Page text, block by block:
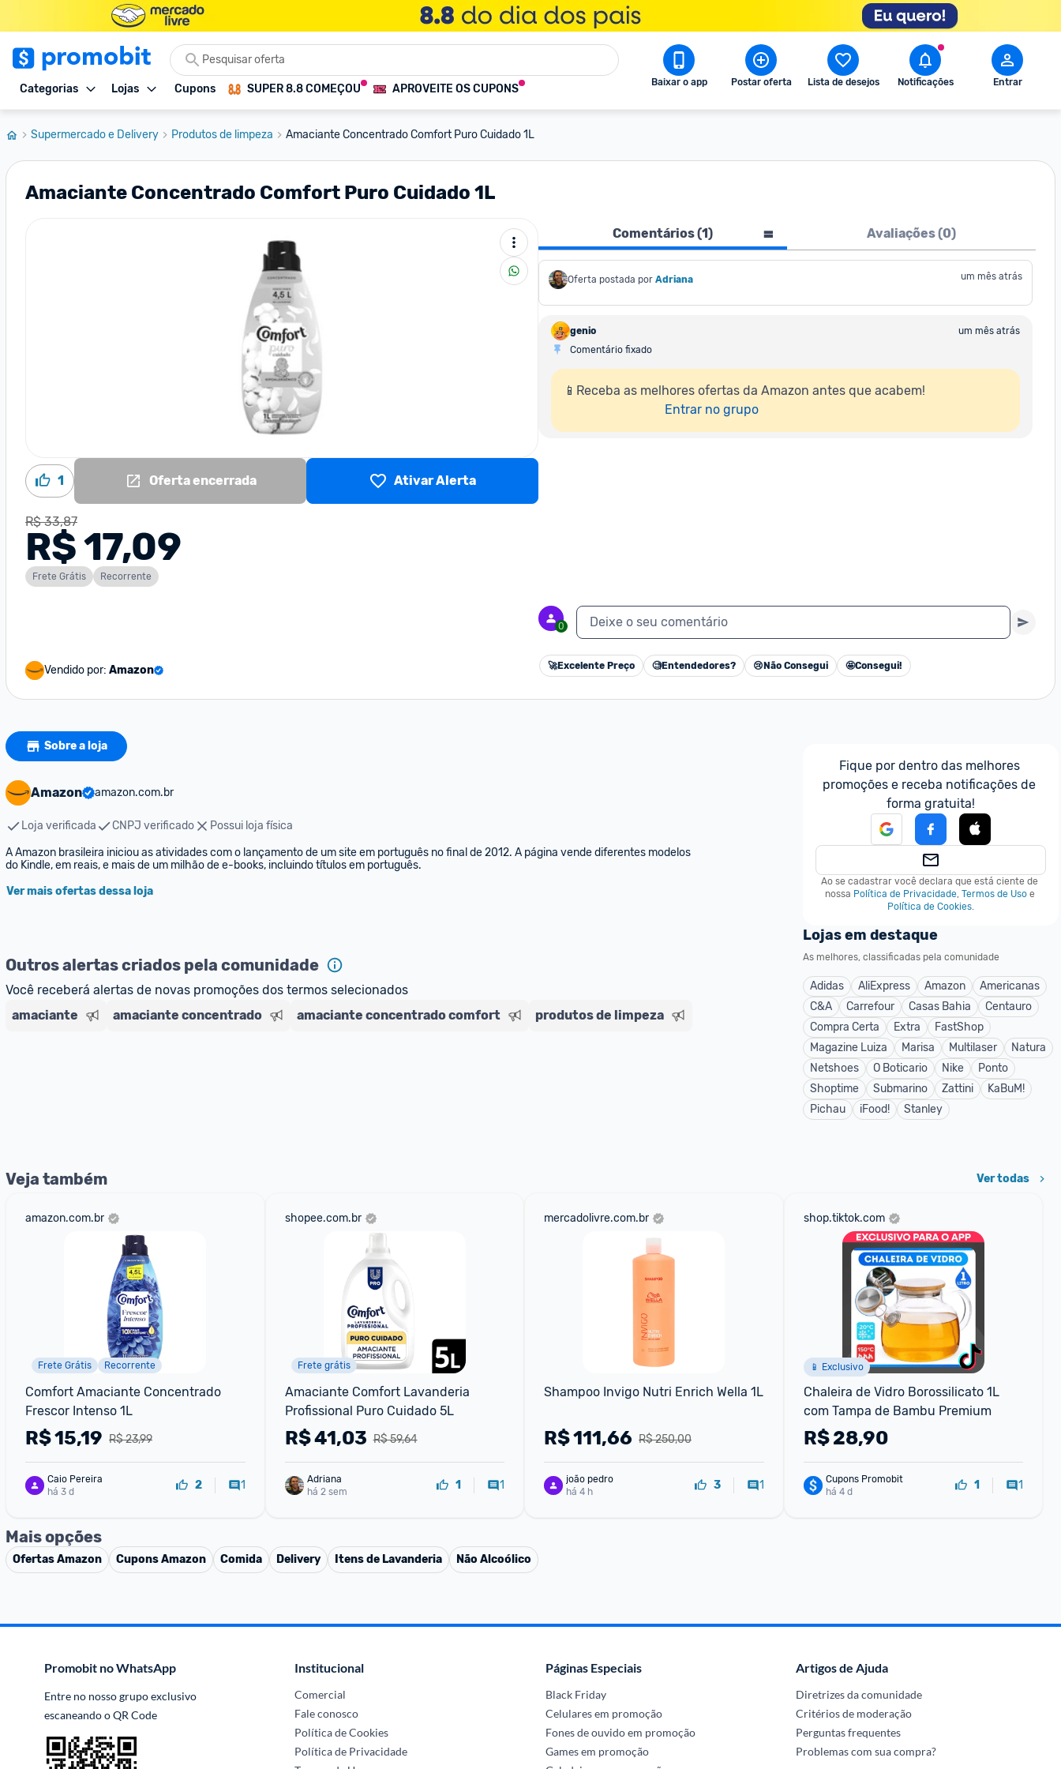
Categorias Lojas Cupons SUPER 8.8 COMEÇOU APROVEITE OS CUPONS Baixar o app Postar oferta Lista de desejos Notificações Entrar
Supermercado e Delivery Produtos de limpeza Amaciante Concentrado Comfort Puro Cuidado 1L
Amaciante Concentrado Comfort Puro Cuidado 1L
1 Oferta encerrada Ativar Alerta
R$ 33,87
R$ 17,09
Frete Grátis Recorrente
Vendido por: Amazon
Comentários (1) Avaliações (0)
Oferta postada por Adriana um mês atrás
genio
um mês atrás
Comentário fixado
📱Receba as melhores ofertas da Amazon antes que acabem!
Entrar no grupo
0 Deixe o seu comentário
🚀Excelente Preço 🧐Entendedores? 😢 Não Consegui 🤩Consegui!
Sobre a loja
Amazon amazon.com.br
Loja verificada CNPJ verificado
Possui loja física
A Amazon brasileira iniciou as atividades com o lançamento de um site em português no final de 2012. A página vende diferentes modelos
do Kindle, em reais, e mais de um milhão de e-books, incluindo títulos em português.
Ver mais ofertas dessa loja
Outros alertas criados pela comunidade
Você receberá alertas de novas promoções dos termos selecionados
amaciante
amaciante concentrado amaciante concentrado comfort produtos de limpeza
Fique por dentro das melhores
promoções e receba notificações de
forma gratuita!
Ao se cadastrar você declara que está ciente de
nossa Política de Privacidade, Termos de Uso e
Política de Cookies.
Lojas em destaque
As melhores, classificadas pela comunidade
Adidas AliExpress Amazon
Americanas
C&A
Carrefour Casas Bahia
Centauro
Compra Certa
Extra
FastShop
Magazine Luiza
Marisa Multilaser
Natura
Netshoes
O Boticario Nike
Ponto
Shoptime
Submarino Zattini
KaBuM!
Pichau
iFood! Stanley
Veja também Ver todas
amazon.com.br
Frete Grátis Recorrente
Comfort Amaciante Concentrado
Frescor Intenso 1L
R$ 23,99
R$15,19
Caio Pereira
há 3 d
2 1
shopee.com.br
Frete grátis
Amaciante Comfort Lavanderia
Profissional Puro Cuidado 5L
R$ 59,64
R$41,03
Adriana
há 2 sem
1 1
mercadolivre.com.br
Shampoo Invigo Nutri Enrich Wella 1L
R$ 250,00
R$111,66
joão pedro
há 4 h
3 1
shop.tiktok.com
📱 Exclusivo
Chaleira de Vidro Borossilicato 1L
com Tampa de Bambu Premium
R$28,90
Cupons Promobit
há 4 d
1 1
Mais opções
OfertasAmazon CuponsAmazon Comida Delivery Itens de Lavanderia Não Alcoólico
Promobit no WhatsApp
Entre no nosso grupo exclusivo
escaneando o QR Code
Institucional
Comercial
Fale conosco
Política de Cookies
Política de Privacidade
Páginas Especiais
Black Friday
Celulares em promoção
Fones de ouvido em promoção
Games em promoção
Artigos de Ajuda
Diretrizes da comunidade
Critérios de moderação
Perguntas frequentes
Problemas com sua compra?